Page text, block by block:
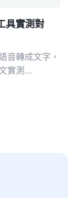
具實測對
音轉成文字，
實測